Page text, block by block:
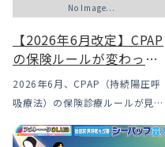
No Image...
【2026年6月改定】CPAP
の保険ルールが変わった
｜CPAPが使えなくなるか
も？変更のメリット・デ
う選択肢
2026年6月、CPAP（持続陽圧呼
吸療法）の保険診療ルールが見直
ルは下がった一方で、「続ける」